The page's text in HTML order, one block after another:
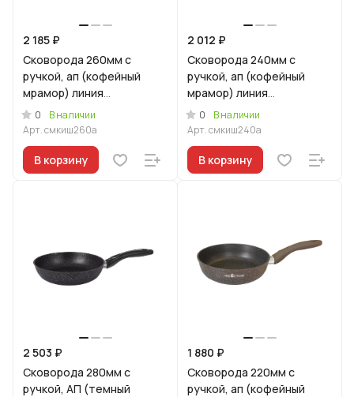
2 185 ₽
Сковорода 260мм с
ручкой, ап (кофейный
мрамор) линия
"Мраморная
индукционная"
0
В наличии
Арт.смкиш260а
В корзину
2 012 ₽
Сковорода 240мм с
ручкой, ап (кофейный
мрамор) линия
"Мраморная
индукционная"
0
В наличии
Арт.смкиш240а
В корзину
2 503 ₽
Сковорода 280мм с
ручкой, АП (темный
1 880 ₽
Сковорода 220мм с
ручкой, ап (кофейный